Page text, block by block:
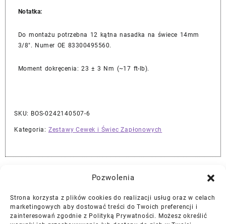
Pozwolenia
Strona korzysta z plików cookies do realizacji usług oraz w celach
marketingowych aby dostować treści do Twoich preferencji i
zainteresowań zgodnie z Polityką Prywatności. Możesz określić
Notatka:
Do montażu potrzebna 12 kątna nasadka na świece 14mm
3/8″. Numer OE 83300495560.
Moment dokręcenia: 23 ± 3 Nm (~17 ft-lb).
SKU: BOS-0242140507-6
Kategoria: Zestawy Cewek i Świec Zapłonowych
Najlepszej Jakości Części Samochodowe z Gwarancją Dożywotnią!*
Gwarancja i Zwroty